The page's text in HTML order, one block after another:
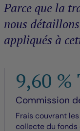
Parce que la
nous
appliqués à
9,60 %
Commission
Frais couvrant
collecte du